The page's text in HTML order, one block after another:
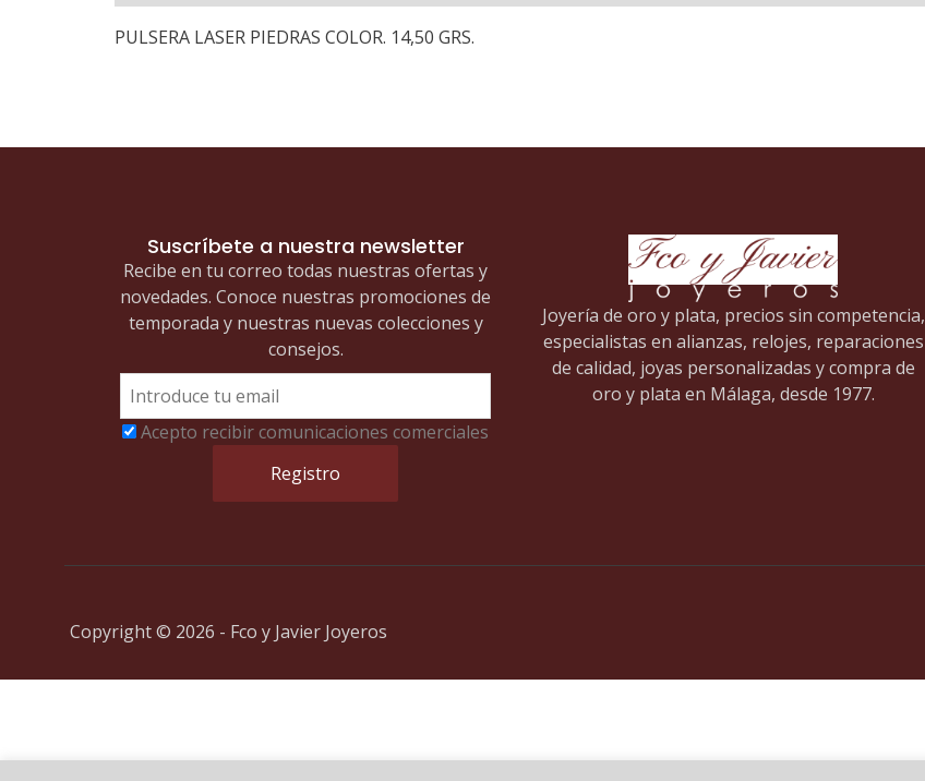
PULSERA LASER PIEDRAS COLOR. 14,50 GRS.
Suscríbete a nuestra newsletter
Recibe en tu correo todas nuestras ofertas y
novedades. Conoce nuestras promociones de
temporada y nuestras nuevas colecciones y
consejos.
Acepto recibir comunicaciones comerciales
Joyería de oro y plata, precios sin competencia,
especialistas en alianzas, relojes, reparaciones
de calidad, joyas personalizadas y compra de
oro y plata en Málaga, desde 1977.
Copyright © 2026 - Fco y Javier Joyeros